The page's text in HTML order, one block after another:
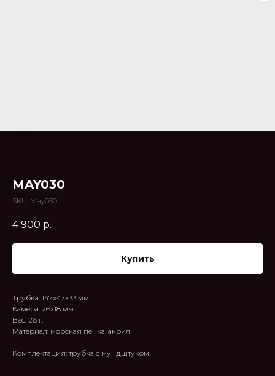
MAY030
SKU: May030
4 900 р.
Купить
Трубка: 147x47x33 мм
Камера: 26x18 мм
Вес: 26 г.
Материал: морская пенка, акрил
Комплектация: трубка с мундштуком.